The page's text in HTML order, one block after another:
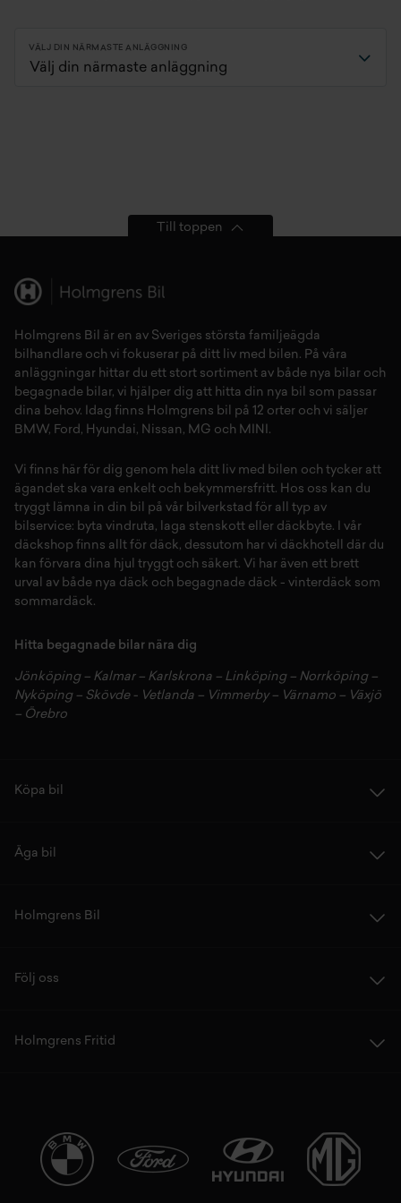
hjulinställningen behöver justeras.
VÄLJ DIN NÄRMASTE ANLÄGGNING
Till toppen
Holmgrens Bil är en av Sveriges största familjeägda
bilhandlare och vi fokuserar på ditt liv med bilen. På våra
anläggningar hittar du ett stort sortiment av både nya bilar och
begagnade bilar, vi hjälper dig att hitta din nya bil som passar
dina behov. Idag finns Holmgrens bil på 12 orter och vi säljer
BMW, Ford, Hyundai, Nissan , MG och MINI.
Vi finns här för dig genom hela ditt liv med bilen och tycker att
ägandet ska vara enkelt och bekymmersfritt. Hos oss kan du
tryggt lämna in din bil på vår bilverkstad för all typ av
bilservice: byta vindruta, laga stenskott eller däckbyte. I vår
däckshop finns allt för däck, dessutom har vi däckhotell där du
kan förvara dina hjul tryggt och säkert. Vi har även ett brett
urval av både nya däck och begagnade däck - vinterdäck som
sommardäck.
Hitta begagnade bilar nära dig
Jönköping– Kalmar – Karlskrona – Linköping– Norrköping–
Nyköping– Skövde- Vetlanda – Vimmerby– Värnamo – Växjö
– Örebro
Köpa bil
Äga bil
Holmgrens Bil
Följ oss
Holmgrens Fritid